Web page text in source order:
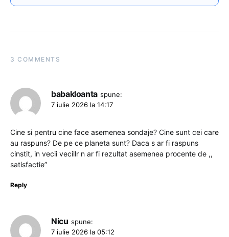
3 COMMENTS
babakloanta spune:
7 iulie 2026 la 14:17
Cine si pentru cine face asemenea sondaje? Cine sunt cei care
au raspuns? De pe ce planeta sunt? Daca s ar fi raspuns
cinstit, in vecii vecillr n ar fi rezultat asemenea procente de ,,
satisfactie”
Reply
Nicu spune:
7 iulie 2026 la 05:12